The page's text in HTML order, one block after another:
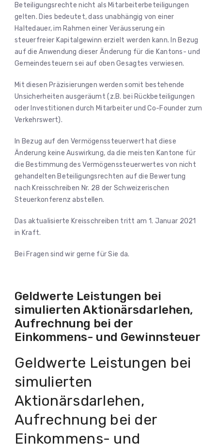
Beteiligungsrechte nicht als Mitarbeiterbeteiligungen
gelten. Dies bedeutet, dass unabhängig von einer
Haltedauer, im Rahmen einer Veräusserung ein
steuerfreier Kapitalgewinn erzielt werden kann. In Bezug
auf die Anwendung dieser Änderung für die Kantons- und
Gemeindesteuern sei auf oben Gesagtes verwiesen.
Mit diesen Präzisierungen werden somit bestehende
Unsicherheiten ausgeräumt (z.B. bei Rückbeteiligungen
oder Investitionen durch Mitarbeiter und Co-Founder zum
Verkehrswert).
In Bezug auf den Vermögenssteuerwert hat diese
Änderung keine Auswirkung, da die meisten Kantone für
die Bestimmung des Vermögenssteuerwertes von nicht
gehandelten Beteiligungsrechten auf die Bewertung
nach Kreisschreiben Nr. 28 der Schweizerischen
Steuerkonferenz abstellen.
Das aktualisierte Kreisschreiben tritt am 1. Januar 2021
in Kraft.
Bei Fragen sind wir gerne für Sie da.
Geldwerte Leistungen bei
simulierten Aktionärsdarlehen,
Aufrechnung bei der
Einkommens- und Gewinnsteuer
Geldwerte Leistungen bei
simulierten
Aktionärsdarlehen,
Aufrechnung bei der
Einkommens- und